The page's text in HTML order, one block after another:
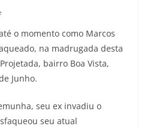
o momento como Marcos
na madrugada desta
bairro Boa Vista,
Junho.
seu ex invadiu o
seu atual